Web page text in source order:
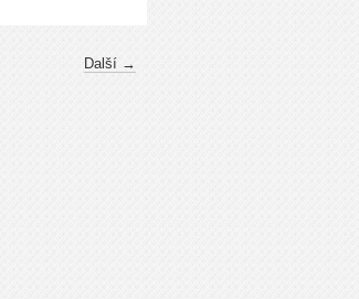
Další →